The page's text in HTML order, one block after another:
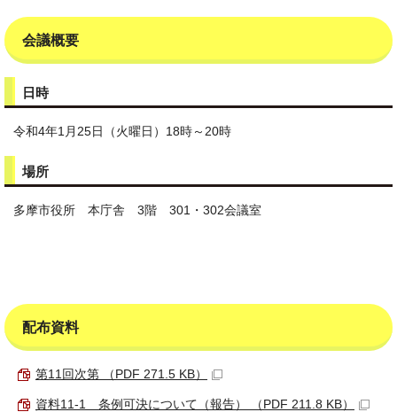
会議概要
日時
令和4年1月25日（火曜日）18時～20時
場所
多摩市役所 本庁舎 3階 301・302会議室
配布資料
第11回次第 （PDF 271.5 KB）
資料11-1 条例可決について（報告） （PDF 211.8 KB）